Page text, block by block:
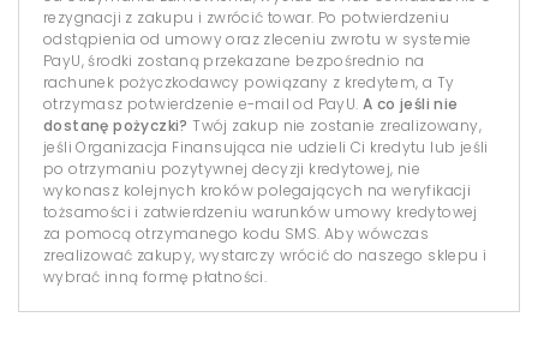
rezygnacji z zakupu i zwrócić towar. Po potwierdzeniu
odstąpienia od umowy oraz zleceniu zwrotu w systemie
PayU, środki zostaną przekazane bezpośrednio na
rachunek pożyczkodawcy powiązany z kredytem, a Ty
otrzymasz potwierdzenie e-mail od PayU. A co jeśli nie
dostanę pożyczki? Twój zakup nie zostanie zrealizowany,
jeśli Organizacja Finansująca nie udzieli Ci kredytu lub jeśli
po otrzymaniu pozytywnej decyzji kredytowej, nie
wykonasz kolejnych kroków polegających na weryfikacji
tożsamości i zatwierdzeniu warunków umowy kredytowej
za pomocą otrzymanego kodu SMS. Aby wówczas
zrealizować zakupy, wystarczy wrócić do naszego sklepu i
wybrać inną formę płatności.